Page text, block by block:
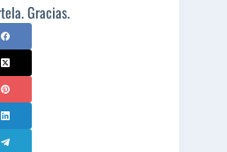
Gracias.